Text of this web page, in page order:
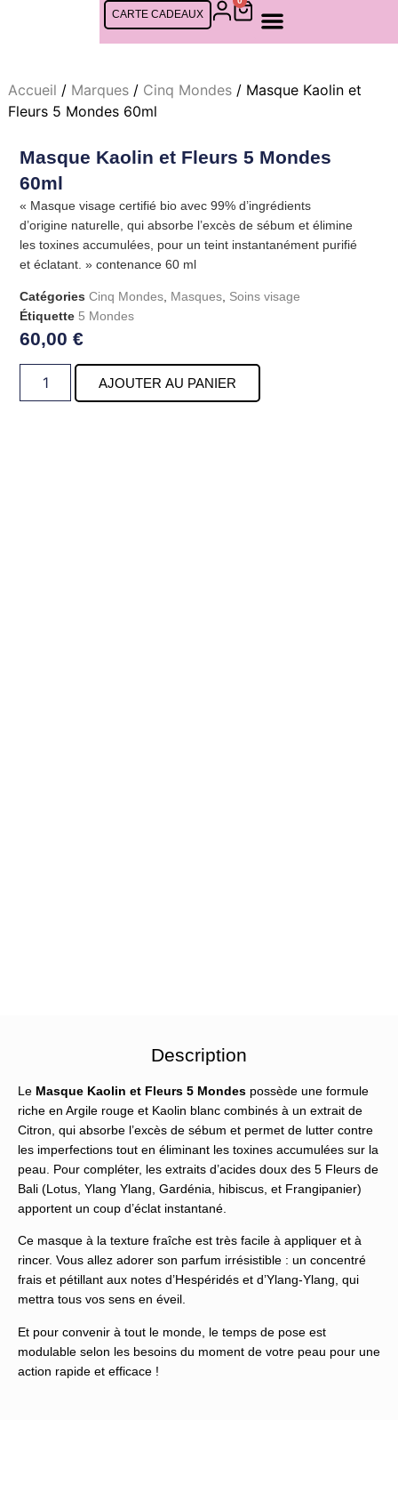
CARTE CADEAUX
Accueil / Marques/ Cinq Mondes/ Masque Kaolin et
Fleurs 5 Mondes 60ml
Masque Kaolin et Fleurs 5 Mondes
60ml
« Masque visage certifié bio avec 99% d’ingrédients
d’origine naturelle, qui absorbe l’excès de sébum et élimine
les toxines accumulées, pour un teint instantanément purifié
et éclatant. » contenance 60 ml
Catégories Cinq Mondes Masques Soins visage
Étiquette 5 Mondes
60,00€
AJOUTER AU PANIER
Description
Le Masque Kaolin et Fleurs 5 Mondes possède une formule
riche en Argile rouge et Kaolin blanc combinés à un extrait de
Citron, qui absorbe l’excès de sébum et permet de lutter contre
les imperfections tout en éliminant les toxines accumulées sur la
peau. Pour compléter, les extraits d’acides doux des 5 Fleurs de
Bali (Lotus, Ylang Ylang, Gardénia, hibiscus, et Frangipanier)
apportent un coup d’éclat instantané.
Ce masque à la texture fraîche est très facile à appliquer et à
rincer. Vous allez adorer son parfum irrésistible : un concentré
frais et pétillant aux notes d’Hespéridés et d’Ylang-Ylang, qui
mettra tous vos sens en éveil.
Et pour convenir à tout le monde, le temps de pose est
modulable selon les besoins du moment de votre peau pour une
action rapide et efficace !